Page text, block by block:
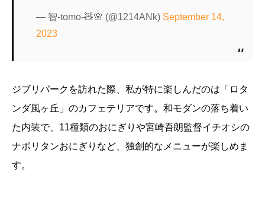
— 智-tomo-🧸🌸 (@1214ANk) September 14,
2023
ジブリパークを訪れた際、私が特に楽しんだのは「ロタ
ンダ風ヶ丘」のカフェテリアです。和モダンの落ち着い
た内装で、11種類のおにぎりや宮崎吾朗監督イチオシの
ナポリタンおにぎりなど、独創的なメニューが楽しめま
す。